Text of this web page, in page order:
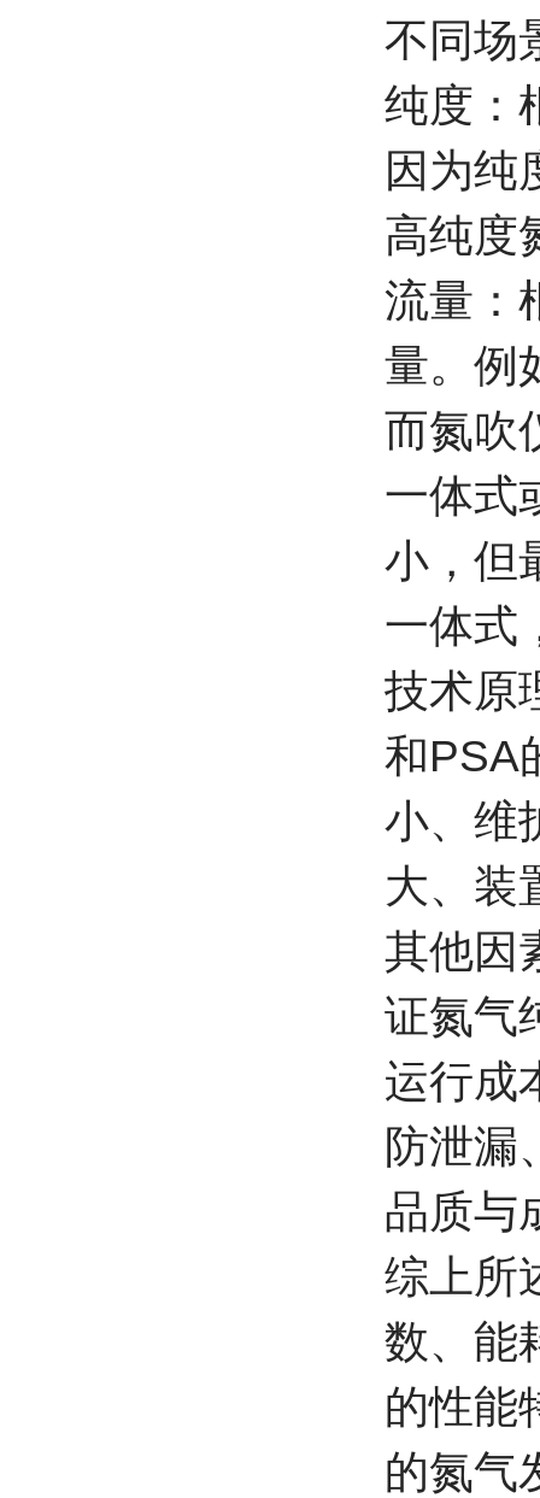
不同场
纯度：
因为纯
高纯度
流量：
量。例
而氮吹
一体式
小，但
一体式
技术原
和PSA
小、维
大、装
其他因
证氮气
运行成
防泄漏
品质与
综上所
数、能
的性能
的氮气